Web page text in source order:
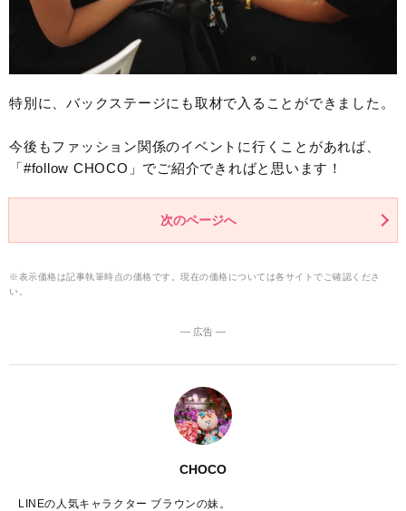
特別に、バックステージにも取材で入ることができました。
今後もファッション関係のイベントに行くことがあれば、
「#follow CHOCO」でご紹介できればと思います！
次のページへ
※表示価格は記事執筆時点の価格です。現在の価格については各サイトでご確認くださ
い。
― 広告 ―
CHOCO
LINEの人気キャラクター ブラウンの妹。